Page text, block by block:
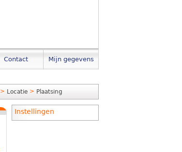
Contact Mijn gegevens
> Locatie > Plaatsing
Instellingen